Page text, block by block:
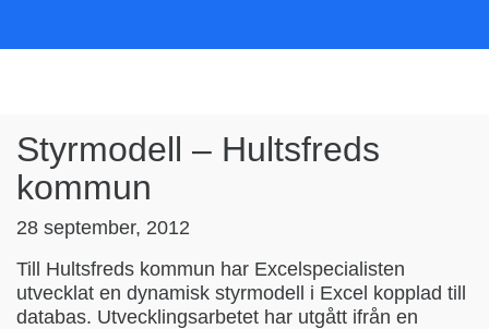
Styrmodell – Hultsfreds
kommun
28 september, 2012
Till Hultsfreds kommun har Excelspecialisten
utvecklat en dynamisk styrmodell i Excel kopplad till
databas. Utvecklingsarbetet har utgått ifrån en